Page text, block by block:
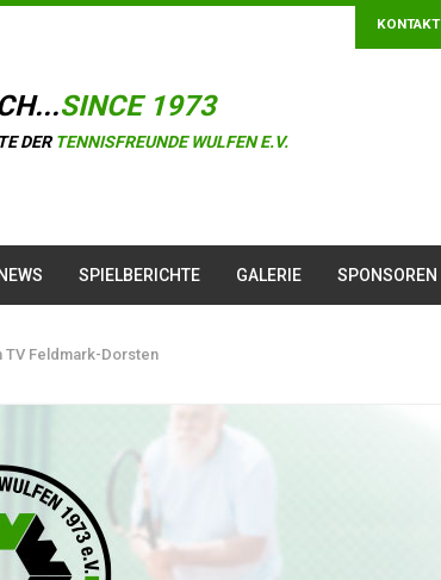
KONTAKT
SINCE 1973
DER TENNISFREUNDE WULFEN E.V.
NEWS SPIELBERICHTE GALERIE SPONSOREN
Feldmark-Dorsten